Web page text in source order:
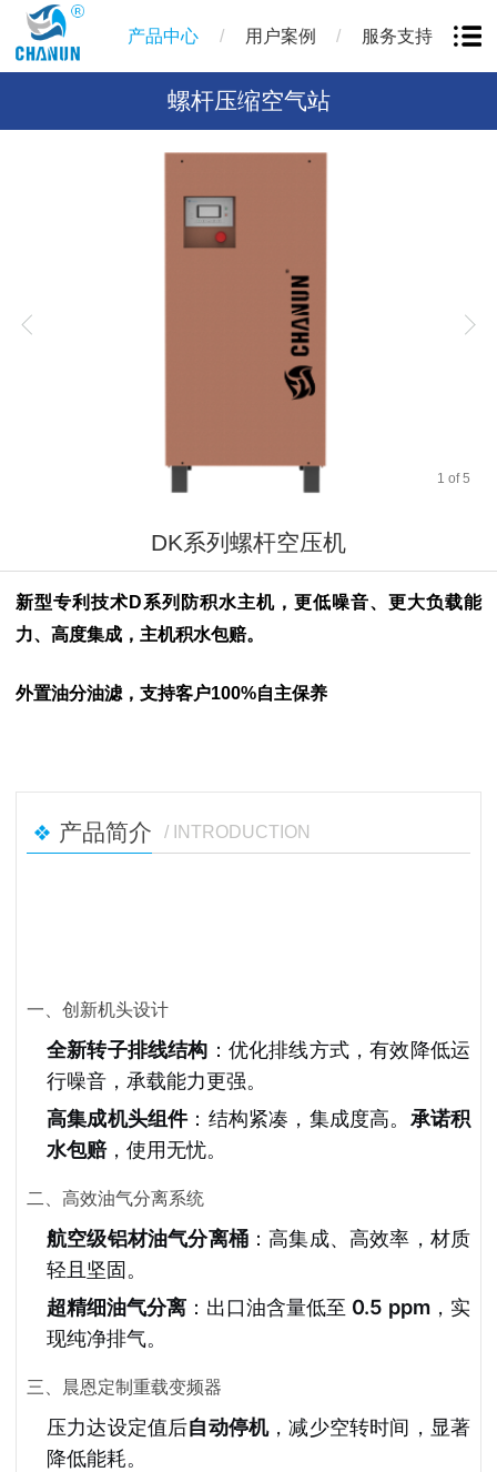
产品中心 / 用户案例 / 服务支持
螺杆压缩空气站
1 of5
DK系列螺杆空压机
新型专利技术D系列防积水主机，更低噪音、更大负载能
力、高度集成，主机积水包赔。
外置油分油滤，支持客户100%自主保养
产品简介 / INTRODUCTION
一、创新机头设计
全新转子排线结构 ：优化排线方式，有效降低运
行噪音，承载能力更强。
高集成机头组件：结构紧凑，集成度高。 承诺积
水包赔，使用无忧。
二、高效油气分离系统
航空级铝材油气分离桶 ：高集成、高效率，材质
轻且坚固。
超精细油气分离 ：出口油含量低至 0.5 ppm ，实
现纯净排气。
三、晨恩定制重载变频器
压力达设定值后自动停机，减少空转时间，显著
降低能耗。